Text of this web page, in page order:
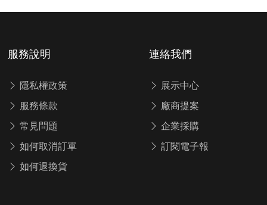
服務說明
隱私權政策
服務條款
常見問題
如何取消訂單
如何退換貨
連絡我們
展示中心
廠商提案
企業採購
訂閱電子報